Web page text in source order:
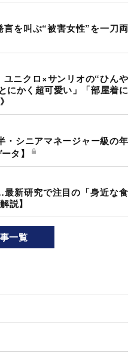
言を叫ぶ“被害女性”を一刀両
ユニクロ×サンリオの“ひんや
にかく超可愛い」「部屋着に
・シニアマネージャー級の年
タ】
新研究で注目の「身近な食
説】
一覧